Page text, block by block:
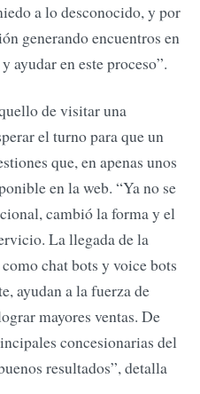
a lo desconocido, y por
generando encuentros en
ayudar en este proceso”.
de visitar una
el turno para que un
que, en apenas unos
en la web. “Ya no se
cambió la forma y el
La llegada de la
chat bots y voice bots
ayudan a la fuerza de
mayores ventas. De
concesionarias del
resultados”, detalla